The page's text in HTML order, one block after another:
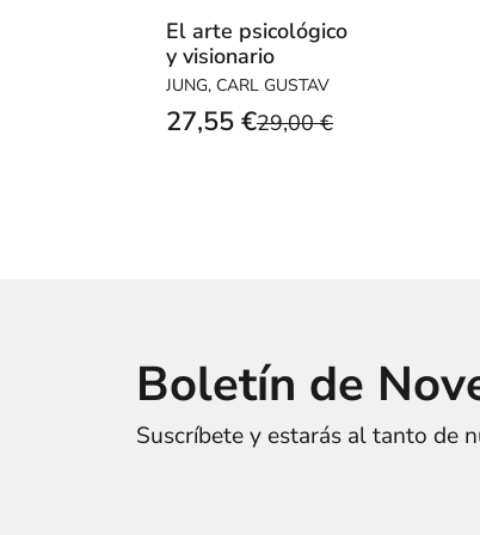
El arte psicológico
y visionario
JUNG, CARL GUSTAV
29,00 €
27,55 €
Boletín de
Suscríbete y estarás al tanto de